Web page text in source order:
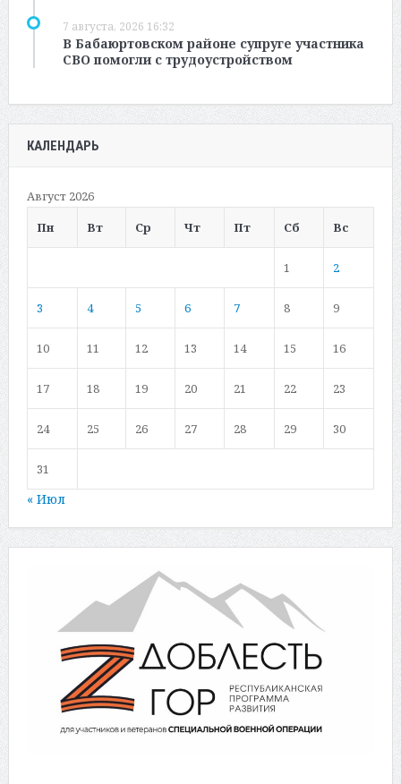
7 августа, 2026 16:32
В Бабаюртовском районе супруге участника
СВО помогли с трудоустройством
КАЛЕНДАРЬ
Август 2026
Пн
Вт Ср Чт Пт Сб Вс
1 2
3 4 5 6 7 8 9
10 11 12 13 14 15 16
17 18 19 20 21 22 23
24 25 26 27 28 29 30
31
« Июл